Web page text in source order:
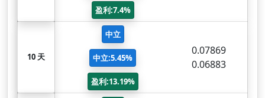
盈利:7.4%
10 天
中立
中立:5.45%
盈利:13.19%
0.07869
0.06883